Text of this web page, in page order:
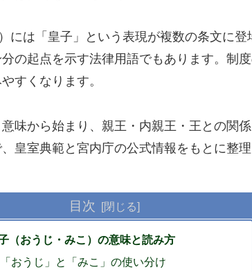
には「皇子」という表現が複数の条文に
の起点を示す法律用語でもあります。制
すくなります。
味から始まり、親王・内親王・王との関
皇室典範と宮内庁の公式情報をもとに整理
目次
（おうじ・みこ）の意味と読み方
「おうじ」と「みこ」の使い分け